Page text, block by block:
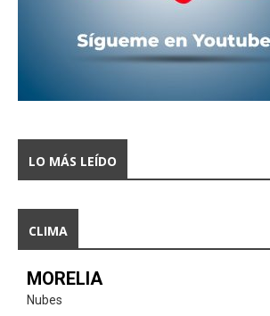
LO MÁS LEÍDO
CLIMA
MORELIA
Nubes